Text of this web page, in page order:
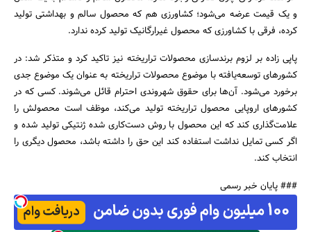
و یک قیمت عرضه می‌شود؛ کشاورزی هم که محصول سالم و بهداشتی تولید
کرده، فرقی با کشاورزی که محصول غیرارگانیک تولید کرده ندارد.
پاپی زاده بر لزوم برندسازی محصولات تراریخته نیز تاکید کرد و متذکر شد:‌ در
کشورهای توسعه‌یافته با موضوع محصولات تراریخته به عنوان یک موضوع جدی
برخورد می‌شود. آن‌ها برای حقوق شهروندی احترام قائل می‌شوند. کسی که در
کشورهای اروپایی محصول تراریخته تولید می‌کند، موظف است محصولش را
علامت‌گذاری کند که این محصول با روش دست‌کاری شده‌ ژنتیکی تولید شده و
اگر کسی تمایل نداشت استفاده کند این حق را داشته باشد، محصول دیگری را
انتخاب کند.
### پایان خبر رسمی